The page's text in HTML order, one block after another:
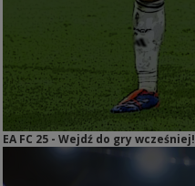
EA FC 25 - Wejdź do gry wcześniej!